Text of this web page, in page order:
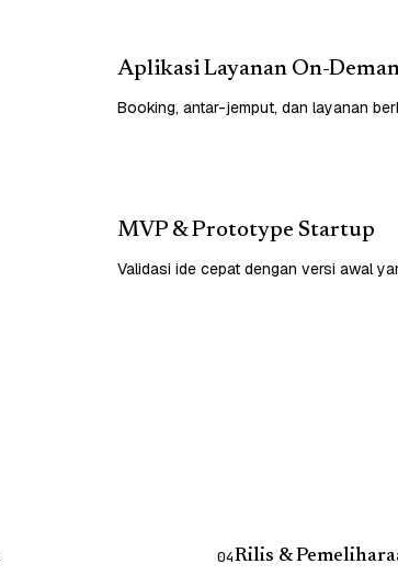
Aplikasi Layanan On-
Booking, antar-jemput, dan layanan
MVP & Prototype Startup
Validasi ide cepat dengan versi awal
04Rilis &